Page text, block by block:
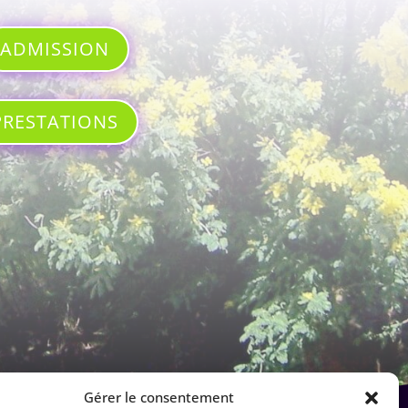
Gérer le consentement
ADMISSION